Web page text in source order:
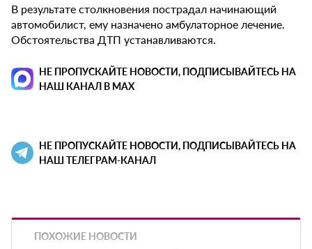
В результате столкновения пострадал начинающий
автомобилист, ему назначено амбулаторное лечение.
Обстоятельства ДТП устанавливаются.
НЕ ПРОПУСКАЙТЕ НОВОСТИ, ПОДПИСЫВАЙТЕСЬ НА
НАШ КАНАЛ В MAX
НЕ ПРОПУСКАЙТЕ НОВОСТИ, ПОДПИСЫВАЙТЕСЬ НА
НАШ ТЕЛЕГРАМ-КАНАЛ
ПОХОЖИЕ НОВОСТИ